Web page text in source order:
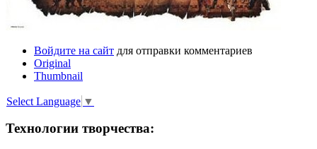
Войдите на сайт для отправки комментариев
Original
Thumbnail
Select Language ▼
Технологии творчества: